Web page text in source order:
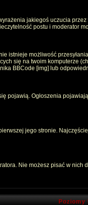
jakiegoś uczucia
postu i moderator
istnieje możliwość
się na twoim
BBCode [img] lub
Ogłoszenia
jego stronie.
Nie możesz pisać w
Poziomy